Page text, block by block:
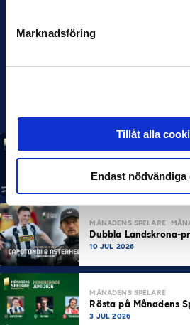
Marknadsföring
Tillåt alla
Endast nödvändiga
MÅNADENS SPELARE
7 AUG 2026
MÅNADENS SPELARE
Dubbla Landskrona-
10 JUL 2026
MÅNADENS SPELARE
Rösta på Månadens
3 JUL 2026